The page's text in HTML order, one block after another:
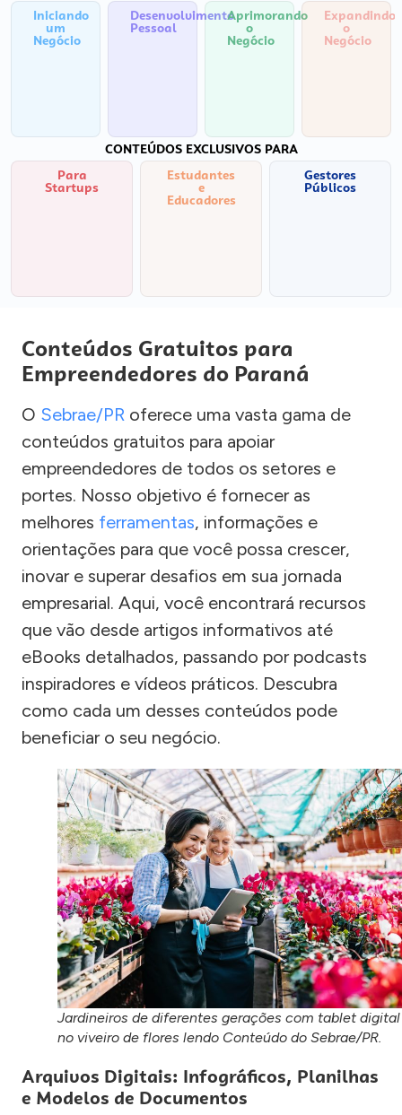
Iniciando
um
Negócio
Desenvolvimento
Pessoal
Aprimorando
o
Negócio
Expandindo
o
Negócio
CONTEÚDOS EXCLUSIVOS PARA
Para
Startups
Estudantes
e
Educadores
Gestores
Públicos
Conteúdos Gratuitos para
Empreendedores do Paraná
O Sebrae/PR oferece uma vasta gama de
conteúdos gratuitos para apoiar
empreendedores de todos os setores e
portes. Nosso objetivo é fornecer as
melhores ferramentas, informações e
orientações para que você possa crescer,
inovar e superar desafios em sua jornada
empresarial. Aqui, você encontrará recursos
que vão desde artigos informativos até
eBooks detalhados, passando por podcasts
inspiradores e vídeos práticos. Descubra
como cada um desses conteúdos pode
beneficiar o seu negócio.
Jardineiros de diferentes gerações com tablet digital
no viveiro de flores lendo Conteúdo do Sebrae/PR.
Arquivos Digitais: Infográficos, Planilhas
e Modelos de Documentos